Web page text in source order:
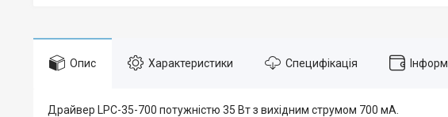
Опис Характеристики Специфікація
Драйвер LPC-35-700 потужністю 35 Вт з вихідним струмом 700 мА.